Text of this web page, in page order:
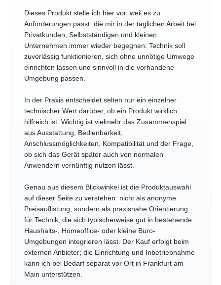
Dieses Produkt stelle ich hier vor, weil es zu
Anforderungen passt, die mir in der täglichen Arbeit bei
Privatkunden, Selbstständigen und kleinen
Unternehmen immer wieder begegnen: Technik soll
zuverlässig funktionieren, sich ohne unnötige Umwege
einrichten lassen und sinnvoll in die vorhandene
Umgebung passen.
In der Praxis entscheidet selten nur ein einzelner
technischer Wert darüber, ob ein Produkt wirklich
hilfreich ist. Wichtig ist vielmehr das Zusammenspiel
aus Ausstattung, Bedienbarkeit,
Anschlussmöglichkeiten, Kompatibilität und der Frage,
ob sich das Gerät später auch von normalen
Anwendern vernünftig nutzen lässt.
Genau aus diesem Blickwinkel ist die Produktauswahl
auf dieser Seite zu verstehen: nicht als anonyme
Preisauflistung, sondern als praxisnahe Orientierung
für Technik, die sich typischerweise gut in bestehende
Haushalts-, Homeoffice- oder kleine Büro-
Umgebungen integrieren lässt. Der Kauf erfolgt beim
externen Anbieter; die Einrichtung und Inbetriebnahme
kann ich bei Bedarf separat vor Ort in Frankfurt am
Main unterstützen.